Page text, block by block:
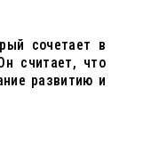
сочетает в
считает, что
развитию и